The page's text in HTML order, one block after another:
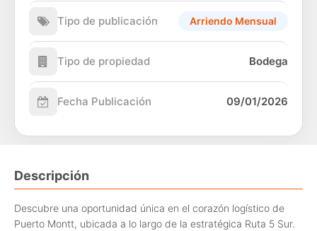
Tipo de publicación Arriendo Mensual
Tipo de propiedad Bodega
Fecha Publicación 09/01/2026
Descripción
Descubre una oportunidad única en el corazón logístico de
Puerto Montt, ubicada a lo largo de la estratégica Ruta 5 Sur.